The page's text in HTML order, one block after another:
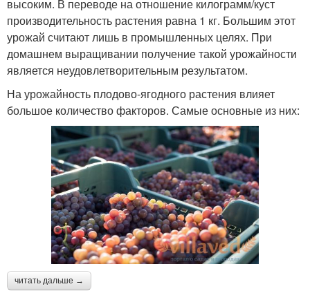
высоким. В переводе на отношение килограмм/куст
производительность растения равна 1 кг. Большим этот
урожай считают лишь в промышленных целях. При
домашнем выращивании получение такой урожайности
является неудовлетворительным результатом.
На урожайность плодово-ягодного растения влияет
большое количество факторов. Самые основные из них:
читать дальше →